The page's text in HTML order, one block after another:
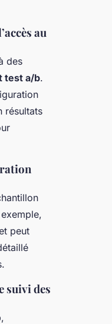
au
des
test a/b.
résultats
peut
suivi des